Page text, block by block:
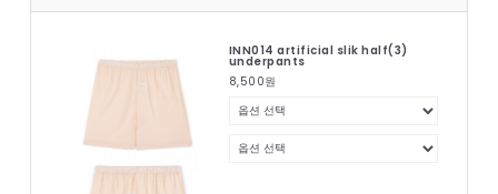
INN014 artificial slik half(3)
underpants
8,500원